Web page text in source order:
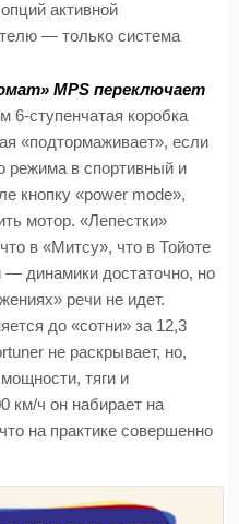
активной
— только система
MPS переключает
6-ступенчатая коробка
«подтормаживает», если
режима в спортивный и
кнопку «power mode»,
мотор. «Лепестки»
в «Митсу», что в Тойоте
динамики достаточно, но
речи не идет.
до «сотни» за 12,3
не раскрывает, но,
тяги и
км/ч он набирает на
на практике совершенно